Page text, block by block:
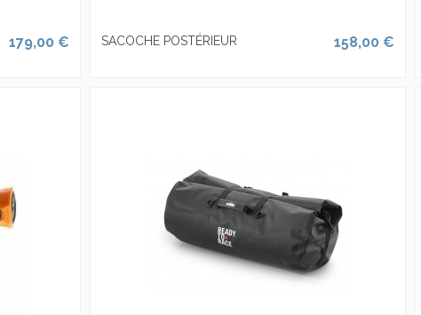
179,00 € SACOCHE POSTÉRIEUR 158,00 €